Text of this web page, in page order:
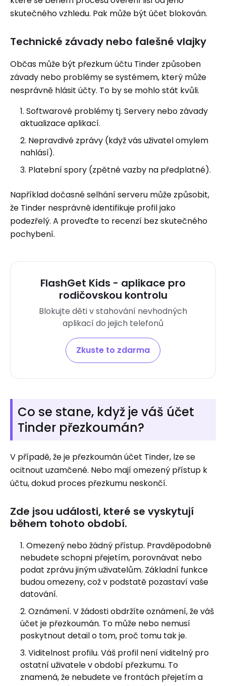
skutečného vzhledu. Pak může být účet blokován.
Technické závady nebo falešné vlajky
Občas může být přezkum účtu Tinder způsoben
závady nebo problémy se systémem, který může
nesprávně hlásit účty. To by se mohlo stát kvůli.
Softwarové problémy tj. Servery nebo závady
aktualizace aplikací.
Nepravdivé zprávy (když vás uživatel omylem
nahlásí).
Platební spory (zpětné vazby na předplatné).
Například dočasné selhání serveru může způsobit,
že Tinder nesprávně identifikuje profil jako
podezřelý. A proveďte to recenzí bez skutečného
pochybení.
FlashGet Kids - aplikace pro
rodičovskou kontrolu
Blokujte děti v stahování nevhodných
aplikací do jejich telefonů
Zkuste to zdarma
Co se stane, když je váš účet
Tinder přezkoumán?
V případě, že je přezkoumán účet Tinder, lze se
ocitnout uzamčené. Nebo mají omezený přístup k
účtu, dokud proces přezkumu neskončí.
Zde jsou události, které se vyskytují
během tohoto období.
Omezený nebo žádný přístup. Pravděpodobně
nebudete schopni přejetím, porovnávat nebo
podat zprávu jiným uživatelům. Základní funkce
budou omezeny, což v podstatě pozastaví vaše
datování.
Oznámení. V žádosti obdržíte oznámení, že váš
účet je přezkoumán. To může nebo nemusí
poskytnout detail o tom, proč tomu tak je.
Viditelnost profilu. Váš profil není viditelný pro
ostatní uživatele v období přezkumu. To
znamená, že nebudete ve frontách přejetím a